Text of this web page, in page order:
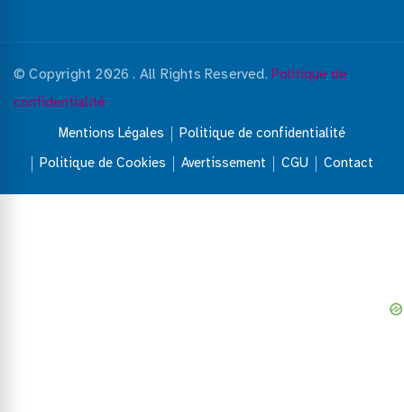
© Copyright 2026. All Rights Reserved.Politique de
confidentialité
Mentions Légales
Politique de confidentialité
Politique de Cookies
Avertissement CGU Contact